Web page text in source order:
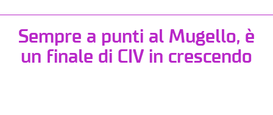
Sempre a punti al Mugello, è
un finale di CIV in crescendo